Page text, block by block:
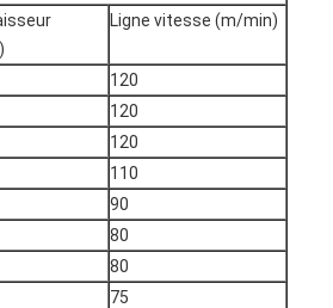
Ligne vitesse (m/min)
120
120
120
110
90
80
80
75